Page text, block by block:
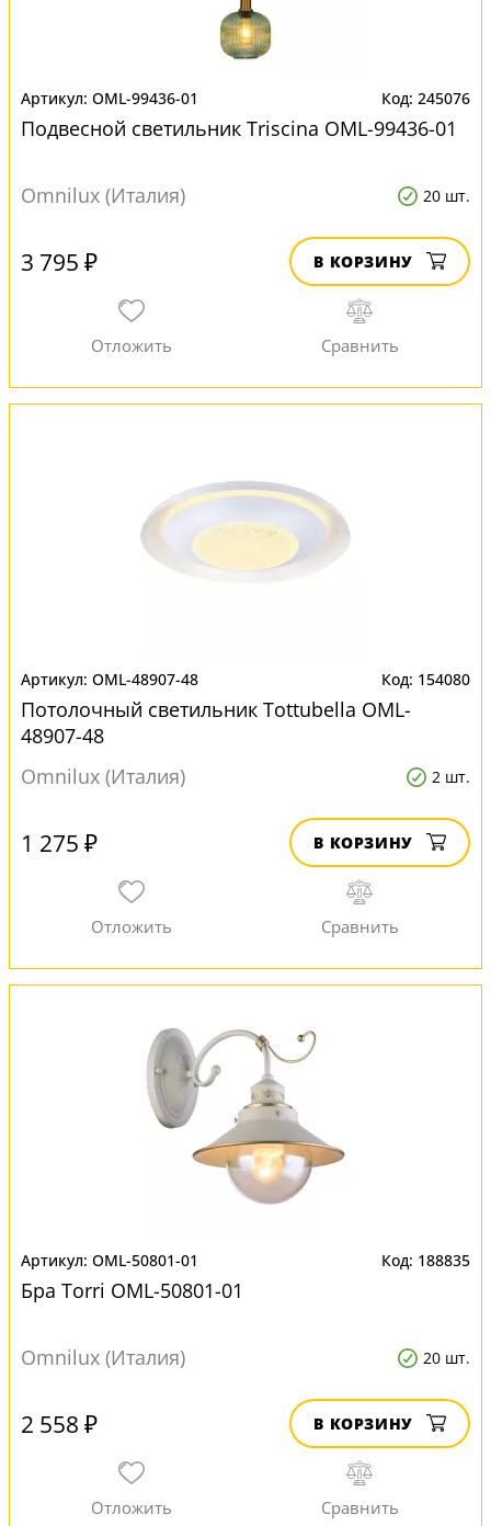
OML-99436-01 245076
Подвесной светильник Triscina OML-99436-01
Omnilux (Италия) 20 шт.
3 795 ₽ В КОРЗИНУ
OML-48907-48 154080
Потолочный светильник Tottubella OML-
48907-48
Omnilux (Италия)
2 шт.
1 275 ₽ В КОРЗИНУ
OML-50801-01 188835
Бра Torri OML-50801-01
Omnilux (Италия) 20 шт.
2 558 ₽ В КОРЗИНУ